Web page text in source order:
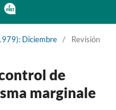
Diciembre / Revisión
de
marginale